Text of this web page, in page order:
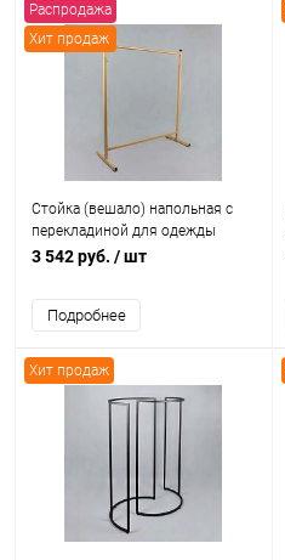
Распродажа
Хит продаж
Стойка (вешало) напольная с
перекладиной для одежды
СТ-107Н/900-Л(зол)
3 542 руб. / шт
Подробнее
Хит продаж